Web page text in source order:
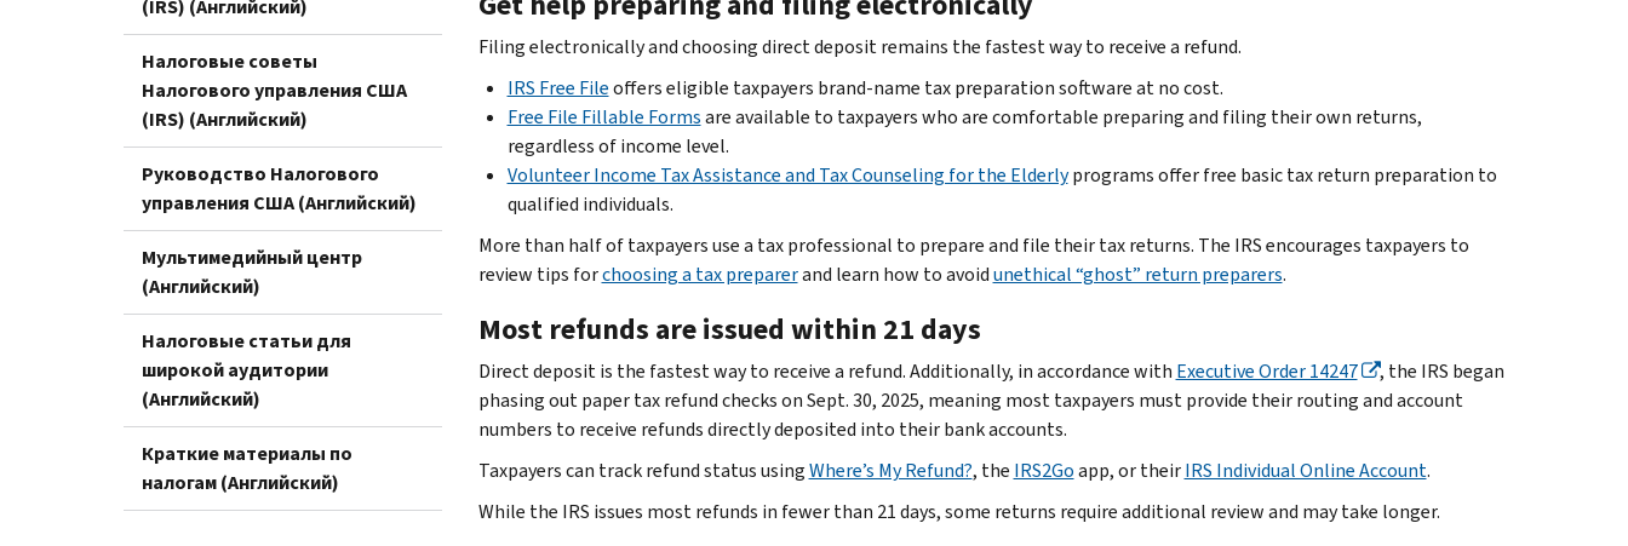
(IRS) (Английский)
Налоговые советы
Налогового управления США
(IRS) (Английский)
Руководство Налогового
управления США (Английский)
Мультимедийный центр
(Английский)
Налоговые статьи для
широкой аудитории
(Английский)
Краткие материалы по
налогам (Английский)
Filing electronically and choosing direct deposit remains the fastest way to receive a refund.
IRS Free Fileoffers eligible taxpayers brand-name tax preparation software at no cost.
Free File Fillable Formsare available to taxpayers who are comfortable preparing and filing their own returns,
regardless of income level.
Volunteer Income Tax Assistance and Tax Counseling for the Elderlyprograms offer free basic tax return preparation to
qualified individuals.
More than half of taxpayers use a tax professional to prepare and file their tax returns. The IRS encourages taxpayers to
review tips forchoosing a tax preparerand learn how to avoidunethical “ghost” return preparers.
Most refunds are issued within 21 days
Direct deposit is the fastest way to receive a refund. Additionally, in accordance with Executive Order 14247
, the IRS began
phasing out paper tax refund checks on Sept. 30, 2025, meaning most taxpayers must provide their routing and account
numbers to receive refunds directly deposited into their bank accounts.
Taxpayers can track refund status usingWhere’s My Refund?, the IRS2Goapp, or theirIRS Individual Online Account.
While the IRS issues most refunds in fewer than 21 days, some returns require additional review and may take longer.